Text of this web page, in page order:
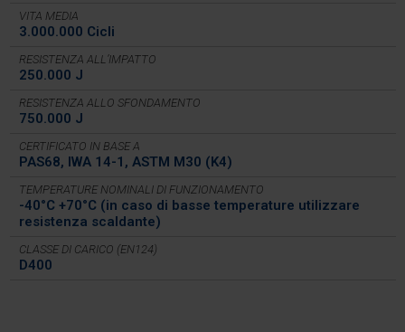
VITA MEDIA
3.000.000 Cicli
RESISTENZA ALL’IMPATTO
250.000 J
RESISTENZA ALLO SFONDAMENTO
750.000 J
CERTIFICATO IN BASE A
PAS68, IWA 14-1, ASTM M30 (K4)
TEMPERATURE NOMINALI DI FUNZIONAMENTO
-40°C +70°C (in caso di basse temperature utilizzare
resistenza scaldante)
CLASSE DI CARICO (EN124)
D400